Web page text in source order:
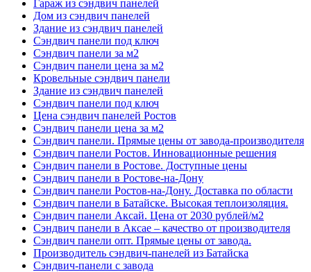
Гараж из сэндвич панелей
Дом из сэндвич панелей
Здание из сэндвич панелей
Сэндвич панели под ключ
Сэндвич панели за м2
Сэндвич панели цена за м2
Кровельные сэндвич панели
Здание из сэндвич панелей
Сэндвич панели под ключ
Цена сэндвич панелей Ростов
Сэндвич панели цена за м2
Сэндвич панели. Прямые цены от завода-производителя
Сэндвич панели Ростов. Инновационные решения
Сэндвич панели в Ростове. Доступные цены
Сэндвич панели в Ростове-на-Дону
Сэндвич панели Ростов-на-Дону. Доставка по области
Сэндвич панели в Батайске. Высокая теплоизоляция.
Сэндвич панели Аксай. Цена от 2030 рублей/м2
Сэндвич панели в Аксае – качество от производителя
Сэндвич панели опт. Прямые цены от завода.
Производитель сэндвич-панелей из Батайска
Сэндвич-панели с завода